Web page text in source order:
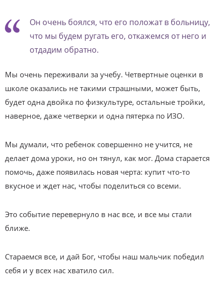
Он очень боялся, что его положат в больницу,
что мы будем ругать его, откажемся от него и
отдадим обратно.
Мы очень переживали за учебу. Четвертные оценки в
школе оказались не такими страшными, может быть,
будет одна двойка по физкультуре, остальные тройки,
наверное, даже четверки и одна пятерка по ИЗО.
Мы думали, что ребенок совершенно не учится, не
делает дома уроки, но он тянул, как мог. Дома старается
помочь, даже появилась новая черта: купит что-то
вкусное и ждет нас, чтобы поделиться со всеми.
Это событие перевернуло в нас все, и все мы стали
ближе.
Стараемся все, и дай Бог, чтобы наш мальчик победил
себя и у всех нас хватило сил.